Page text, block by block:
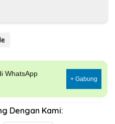
WhatsApp
+ Gabung
Dengan Kami: